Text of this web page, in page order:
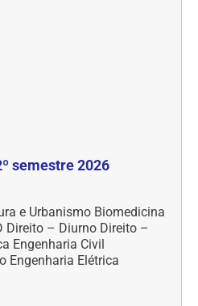
semestre 2026
e Urbanismo Biomedicina
Direito – Diurno Direito –
Engenharia Civil
Engenharia Elétrica